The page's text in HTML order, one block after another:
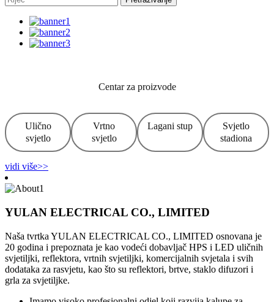
Centar za proizvode
Ulično
svjetlo
Vrtno
svjetlo
Lagani stup
Svjetlo
stadiona
vidi više>>
YULAN ELECTRICAL CO., LIMITED
Naša tvrtka YULAN ELECTRICAL CO., LIMITED osnovana je
20 godina i prepoznata je kao vodeći dobavljač HPS i LED uličnih
svjetiljki, reflektora, vrtnih svjetiljki, komercijalnih svjetala i svih
dodataka za rasvjetu, kao što su reflektori, brtve, staklo difuzori i
grla za svjetiljke.